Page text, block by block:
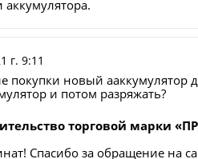
г. 9:11
покупки новый
и потом разряжать?
торговой марки
Спасибо за обращение на